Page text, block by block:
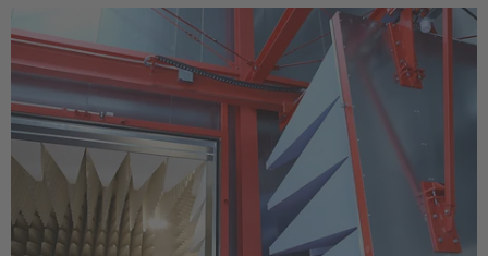
Health
Industry
Living
Mobility